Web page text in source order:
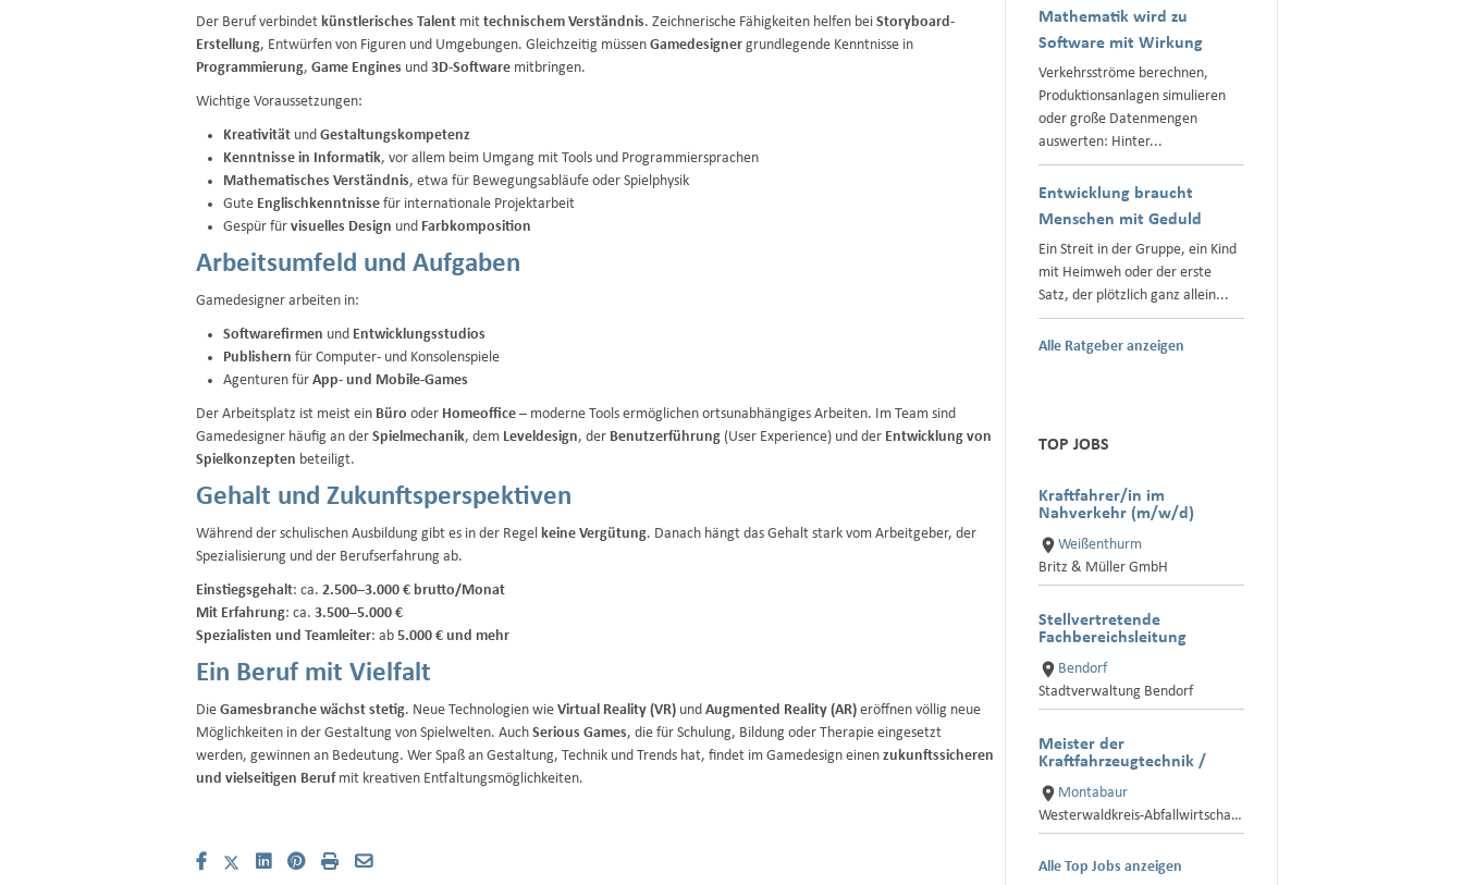
Der Beruf verbindet künstlerisches Talent mit technischem Verständnis. Zeichnerische Fähigkeiten helfen bei Storyboard-
Erstellung, Entwürfen von Figuren und Umgebungen. Gleichzeitig müssen Gamedesigner grundlegende Kenntnisse in
Programmierung, Game Engines und 3D-Software mitbringen.
Wichtige Voraussetzungen:
Kreativität und Gestaltungskompetenz
Kenntnisse in Informatik, vor allem beim Umgang mit Tools und Programmiersprachen
Mathematisches Verständnis, etwa für Bewegungsabläufe oder Spielphysik
Gute Englischkenntnisse für internationale Projektarbeit
Gespür für visuelles Design und Farbkomposition
Arbeitsumfeld und Aufgaben
Gamedesigner arbeiten in:
Softwarefirmen und Entwicklungsstudios
Publishern für Computer- und Konsolenspiele
Agenturen für App- und Mobile-Games
Der Arbeitsplatz ist meist ein Büro oder Homeoffice – moderne Tools ermöglichen ortsunabhängiges Arbeiten. Im Team sind
Gamedesigner häufig an der Spielmechanik, dem Leveldesign, der Benutzerführung (User Experience) und der Entwicklung von
Spielkonzepten beteiligt.
Gehalt und Zukunftsperspektiven
Während der schulischen Ausbildung gibt es in der Regel keine Vergütung. Danach hängt das Gehalt stark vom Arbeitgeber, der
Spezialisierung und der Berufserfahrung ab.
Einstiegsgehalt: ca. 2.500–3.000 € brutto/Monat
Mit Erfahrung: ca. 3.500–5.000 €
Spezialisten und Teamleiter: ab 5.000 € und mehr
Ein Beruf mit Vielfalt
Die Gamesbranche wächst stetig. Neue Technologien wie Virtual Reality (VR) und Augmented Reality (AR) eröffnen völlig neue
Möglichkeiten in der Gestaltung von Spielwelten. Auch Serious Games, die für Schulung, Bildung oder Therapie eingesetzt
werden, gewinnen an Bedeutung. Wer Spaß an Gestaltung, Technik und Trends hat, findet im Gamedesign einen zukunftssicheren
und vielseitigen Berufmit kreativen Entfaltungsmöglichkeiten.
Mathematik wird zu
Software mit Wirkung
Verkehrsströme berechnen,
Produktionsanlagen simulieren
oder große Datenmengen
auswerten: Hinter...
Entwicklung braucht
Menschen mit Geduld
Ein Streit in der Gruppe, ein Kind
mit Heimweh oder der erste
Satz, der plötzlich ganz allein...
Alle Ratgeber anzeigen
TOP JOBS
Kraftfahrer/in im
Nahverkehr (m/w/d)
Weißenthurm
Britz & Müller GmbH
Stellvertretende
Fachbereichsleitung
Bendorf
Stadtverwaltung Bendorf
Meister der
Kraftfahrzeugtechnik /
Montabaur
Westerwaldkreis-AbfallwirtschaftsBetrieb
Alle Top Jobs anzeigen